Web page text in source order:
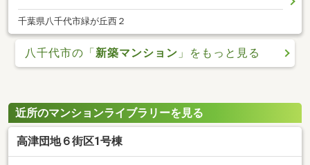
千葉県八千代市緑が丘西２
八千代市の「新築マンション 」をもっと見る
近所のマンションライブラリーを見る
高津団地６街区1号棟